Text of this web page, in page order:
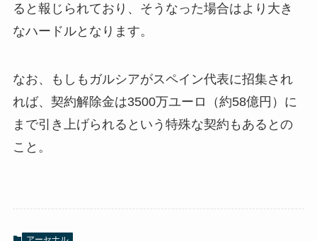
ると報じられており、そうなった場合はより大き
なハードルとなります。
なお、もしもガルシアがスペイン代表に招集され
れば、契約解除金は3500万ユーロ（約58億円）に
まで引き上げられるという特殊な契約もあるとの
こと。